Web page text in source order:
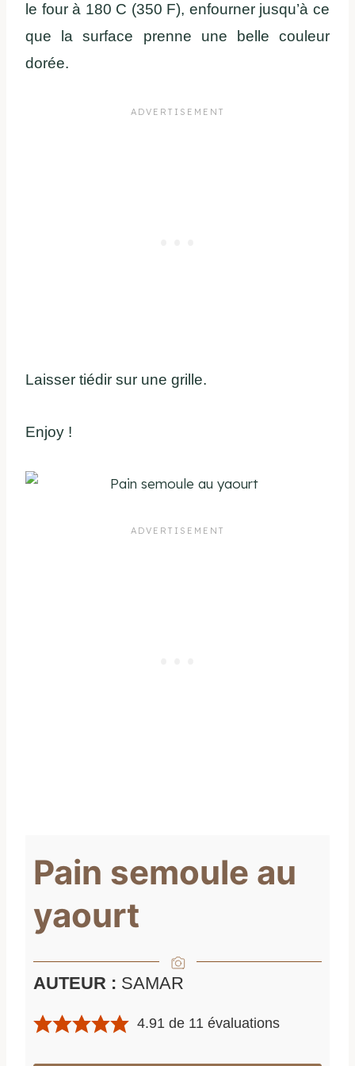
le four à 180 C (350 F), enfourner jusqu’à ce
que la surface prenne une belle couleur
dorée.
Laisser tiédir sur une grille.
Enjoy !
Pain semoule au
yaourt
AUTEUR : SAMAR
4.91 de 11 évaluations